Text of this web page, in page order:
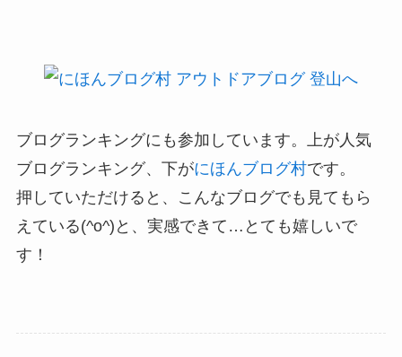
ブログランキングにも参加しています。上が人気
ブログランキング、下がにほんブログ村です。
押していただけると、こんなブログでも見てもら
えている(^o^)と、実感できて…とても嬉しいで
す！